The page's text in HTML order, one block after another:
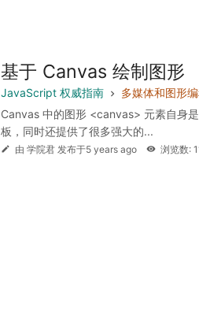
基于 Canvas 绘制图形
JavaScript 权威指南
多媒体和图形
Canvas 中的图形 <canvas> 元素自身
板，同时还提供了很多强大的...
由 学院君 发布于5 years ago 浏览数: